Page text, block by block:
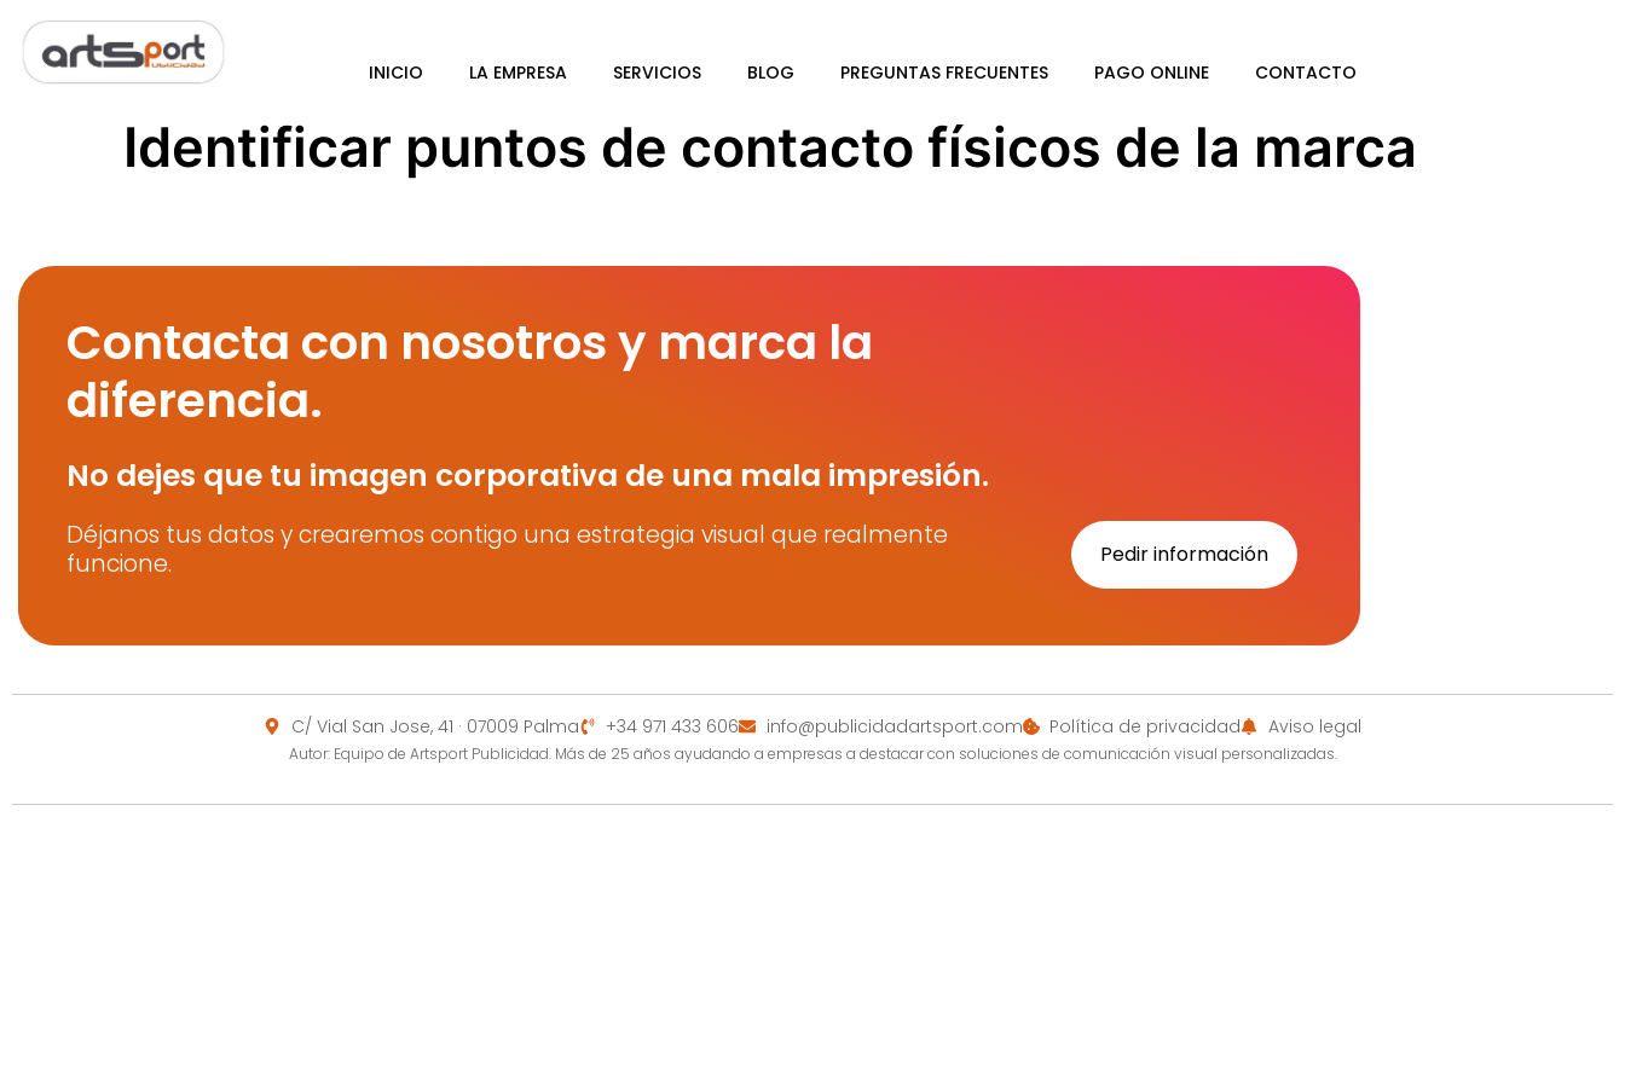
INICIO LA EMPRESA SERVICIOS BLOG PREGUNTAS FRECUENTES PAGO ONLINE CONTACTO
Identificar puntos de contacto físicos de la marca
Contacta con nosotros y marca la
diferencia.
No dejes que tu imagen corporativa de una mala impresión.
Déjanos tus datos y crearemos contigo una estrategia visual que realmente
funcione.
Pedir información
C/ Vial San Jose, 41 · 07009 Palma +34 971 433 606 info@publicidadartsport.com Política de privacidad Aviso legal
Autor: Equipo de Artsport Publicidad. Más de 25 años ayudando a empresas a destacar con soluciones de comunicación visual personalizadas.